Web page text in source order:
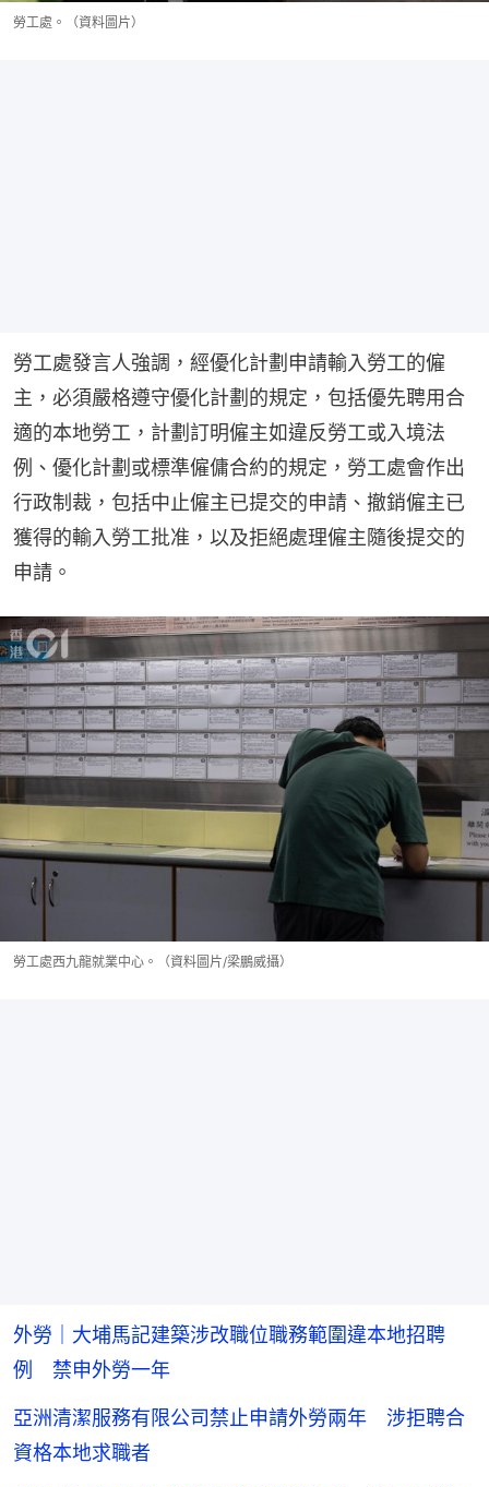
勞工處。（資料圖片）
勞工處發言人強調，經優化計劃申請輸入勞工的僱
主，必須嚴格遵守優化計劃的規定，包括優先聘用合
適的本地勞工，計劃訂明僱主如違反勞工或入境法
例、優化計劃或標準僱傭合約的規定，勞工處會作出
行政制裁，包括中止僱主已提交的申請、撤銷僱主已
獲得的輸入勞工批准，以及拒絕處理僱主隨後提交的
申請。
勞工處西九龍就業中心。（資料圖片/梁鵬威攝）
外勞｜大埔馬記建築涉改職位職務範圍違本地招聘
例 禁申外勞一年
亞洲清潔服務有限公司禁止申請外勞兩年 涉拒聘合
資格本地求職者